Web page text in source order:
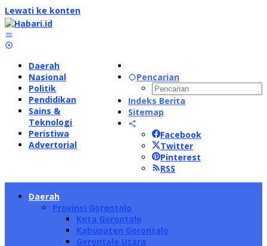
Lewati ke konten
Pencarian
Indeks Berita
Sitemap
Facebook
Twitter
Pinterest
RSS
Daerah
Nasional
Politik
Pendidikan
Sains &
Teknologi
Peristiwa
Advertorial
Daerah
Provinsi Gorontalo
Kota Gorontalo
Kabupaten Gorontalo
Gorontalo Utara